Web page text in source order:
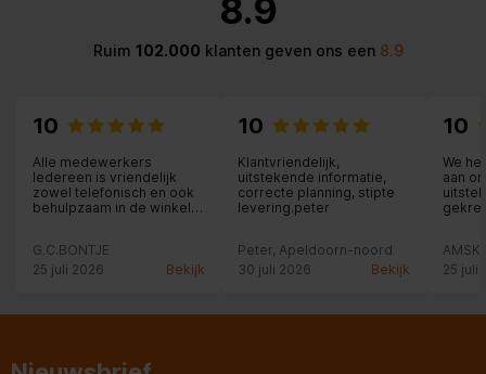
8.9
Ruim 102.000 klanten geven ons een8.9
10
Alle medewerkers
Iedereen is vriendelijk
zowel telefonisch en ook
behulpzaam in de winkel
G.C.BONTJE
25 juli 2026
Bekijk
10
Klantvriendelijk,
uitstekende informatie,
correcte planning, stipte
levering.peter
Peter, Apeldoorn-noord
30 juli 2026
Bekijk
10
We
aan
25 juli